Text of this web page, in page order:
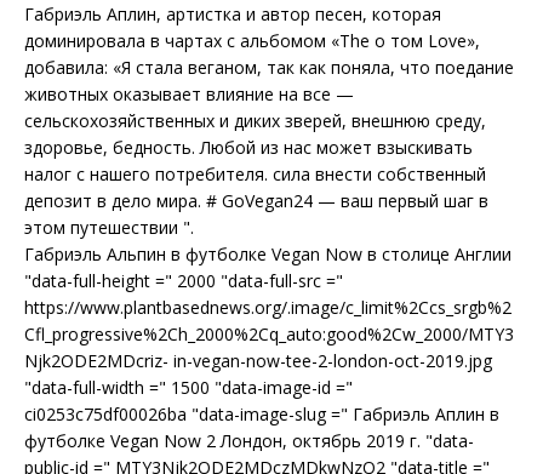
Габриэль Аплин, артистка и автор песен, которая
доминировала в чартах с альбомом «The о том Love»,
добавила: «Я стала веганом, так как поняла, что поедание
животных оказывает влияние на все —
сельскохозяйственных и диких зверей, внешнюю среду,
здоровье, бедность. Любой из нас может взыскивать
налог с нашего потребителя. сила внести собственный
депозит в дело мира. # GoVegan24 — ваш первый шаг в
этом путешествии ".
Габриэль Альпин в футболке Vegan Now в столице Англии
"data-full-height =" 2000 "data-full-src ="
https://www.plantbasednews.org/.image/c_limit%2Ccs_srgb%2
Cfl_progressive%2Ch_2000%2Cq_auto:good%2Cw_2000/MTY3
Njk2ODE2MDcriz- in-vegan-now-tee-2-london-oct-2019.jpg
"data-full-width =" 1500 "data-image-id ="
ci0253c75df00026ba "data-image-slug =" Габриэль Аплин в
футболке Vegan Now 2 Лондон, октябрь 2019 г. "data-
public-id =" MTY3Njk2ODE2MDczMDkwNzQ2 "data-title ="